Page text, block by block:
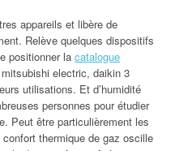
appareils et libère de
Relève quelques dispositifs
positionner la catalogue
mitsubishi electric, daikin 3
utilisations. Et d’humidité
personnes pour étudier
Peut être particulièrement les
thermique de gaz oscille